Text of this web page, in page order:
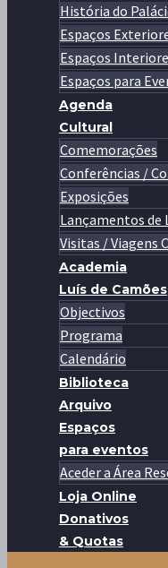
História do
Espaços
Espaços
Espaços para
Agenda
Cultural
Comemorações
Conferências /
Exposições
Lançamentos de
Visitas / Viagens
Academia
Luís de Camões
Objectivos
Programa
Calendário
Biblioteca
Arquivo
Espaços
para eventos
Aceder a Área
Loja Online
Donativos
& Quotas